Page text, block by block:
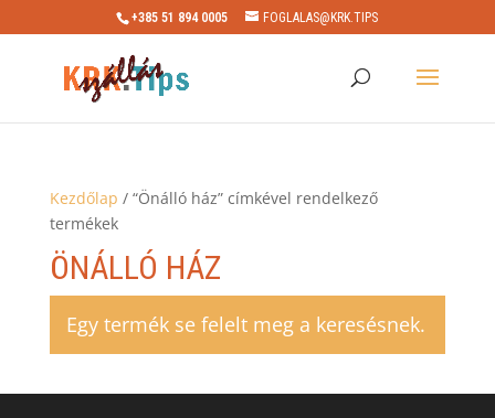
+385 51 894 0005 FOGLALAS@KRK.TIPS
Kezdőlap / “Önálló ház” címkével rendelkező
termékek
ÖNÁLLÓ HÁZ
Egy termék se felelt meg a keresésnek.